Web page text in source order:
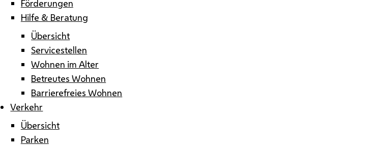
Förderungen
Hilfe & Beratung
Übersicht
Servicestellen
Wohnen im Alter
Betreutes Wohnen
Barrierefreies Wohnen
Verkehr
Übersicht
Parken